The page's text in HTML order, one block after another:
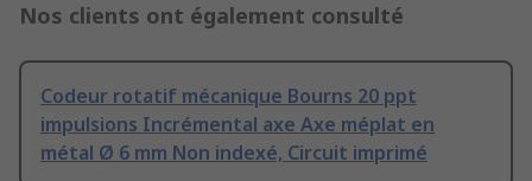
Nos clients ont également consulté
Codeur rotatif mécanique Bourns 20 ppt
impulsions Incrémental axe Axe méplat en
métal Ø 6 mm Non indexé, Circuit imprimé